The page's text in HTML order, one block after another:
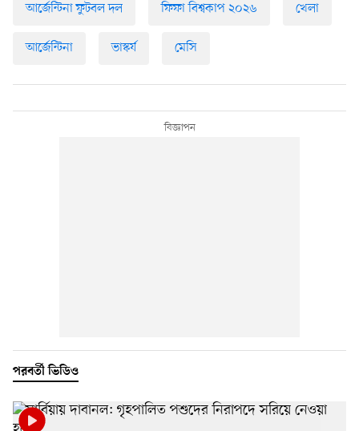
আর্জেন্টিনা ফুটবল দল ফিফা বিশ্বকাপ ২০২৬ খেলা
আর্জেন্টিনা ভাস্কর্য মেসি
পরবর্তী ভিডিও